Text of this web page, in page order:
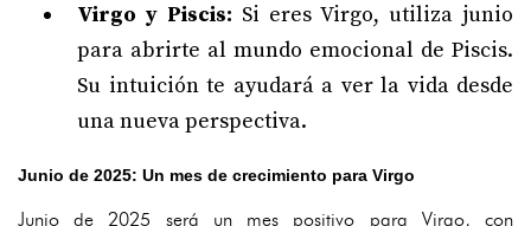
Virgo y Piscis: Si eres Virgo, utiliza junio
para abrirte al mundo emocional de Piscis.
Su intuición te ayudará a ver la vida desde
una nueva perspectiva.
Junio de 2025: Un mes de crecimiento para Virgo
Junio de 2025 será un mes positivo para Virgo, con